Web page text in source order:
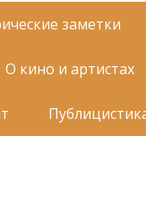
заметки
О кино и артистах